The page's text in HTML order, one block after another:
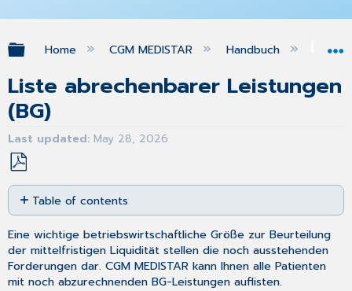
Expand/collapse global hierarchy
Home CGM MEDISTAR Handbuch
Liste abrechenbarer Leistungen
(BG)
Last updated May 28, 2026
Save
as
PDF
Table of contents
No
headers
Eine wichtige betriebswirtschaftliche Größe zur Beurteilung
der mittelfristigen Liquidität stellen die noch ausstehenden
Forderungen dar. CGM MEDISTAR kann Ihnen alle Patienten
mit noch abzurechnenden BG-Leistungen auflisten.